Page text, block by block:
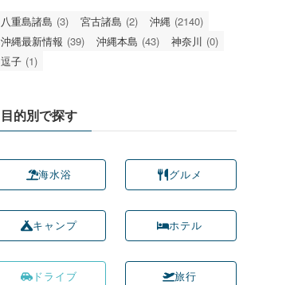
八重島諸島 (3) 宮古諸島 (2) 沖縄 (2140)
沖縄最新情報 (39) 沖縄本島 (43) 神奈川 (0)
逗子 (1)
目的別で探す
海水浴
キャンプ
ドライブ
グルメ
ホテル
旅行